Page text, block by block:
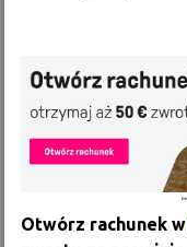
Otwórz rachunek w